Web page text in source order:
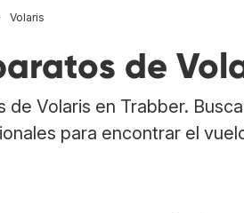
Volaris
de
de Volaris en Trabber.
para encontrar el